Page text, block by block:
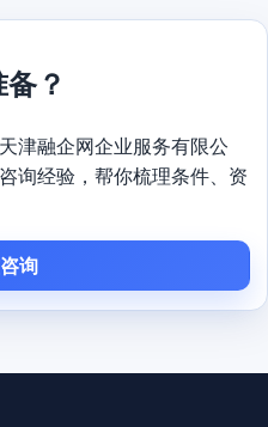
？
津融企网企业服务有限公
询经验，帮你梳理条件、资
询